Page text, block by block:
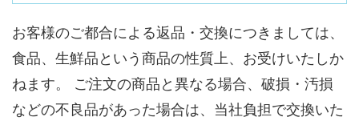
お客様のご都合による返品・交換につきましては、
食品、生鮮品という商品の性質上、お受けいたしか
ねます。 ご注文の商品と異なる場合、破損・汚損
などの不良品があった場合は、当社負担で交換いた